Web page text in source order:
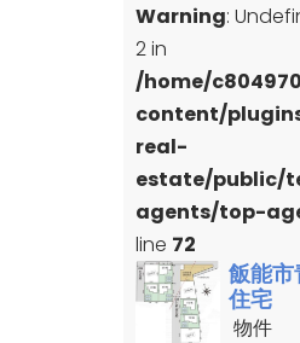
Warning:
2 in
/home/
content/
real-
estate/public/
agents/top-
line 72
飯能
住宅
物件